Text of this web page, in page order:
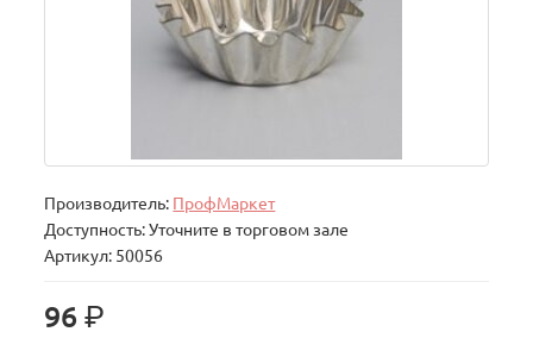
Производитель: ПрофМаркет
Доступность: Уточните в торговом зале
Артикул: 50056
96р.